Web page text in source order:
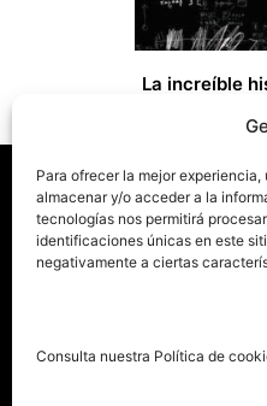
Para ofrecer la mejor
almacenar y/o acceder a la
tecnologías nos permitirá
identificaciones únicas en este
negativamente a ciertas
Consulta nuestra Política de
pionero de